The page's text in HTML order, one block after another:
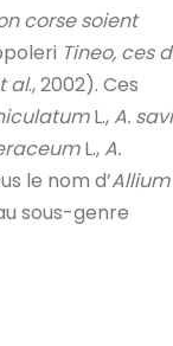
corse soient
Tineo, ces
al., 2002). Ces
L.,A.
L.,A.
le nom d’Allium
sous-genre